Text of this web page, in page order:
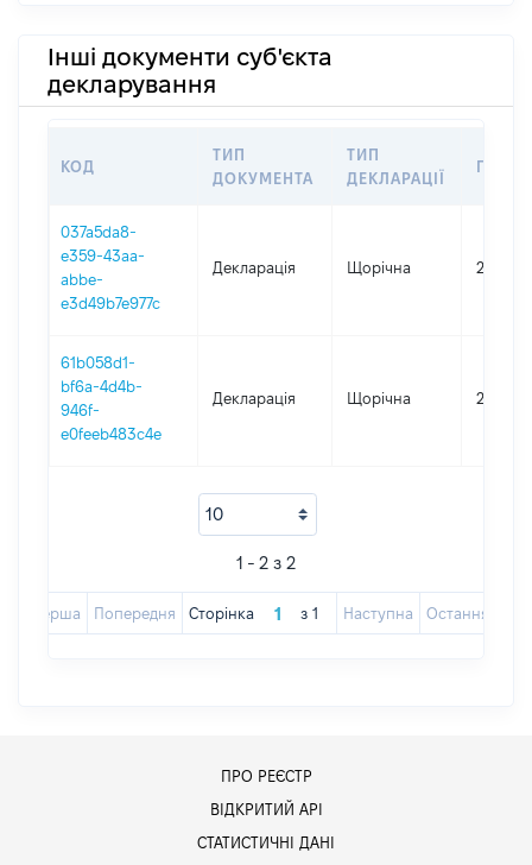
Інші документи суб'єкта
декларування
КОД
ТИП
ДОКУМЕНТА
ТИП
ДЕКЛАРАЦІЇ
037a5da8-
e359-43aa-
abbe-
e3d49b7e977c
Декларація Щорічна 2020
61b058d1-
bf6a-4d4b-
946f-
e0feeb483c4e
Декларація Щорічна 2018
1 - 2 з 2
Перша Попередня Сторінка з 1 Наступна Остання
ПРО РЕЄСТР
ВІДКРИТИЙ АРІ
СТАТИСТИЧНІ ДАНІ